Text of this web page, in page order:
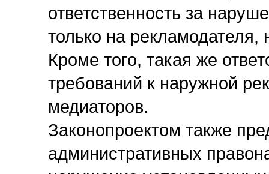
ответственность за
только на рекламодателя,
Кроме того, такая же
требований к наружной
медиаторов.
Законопроектом также
административных